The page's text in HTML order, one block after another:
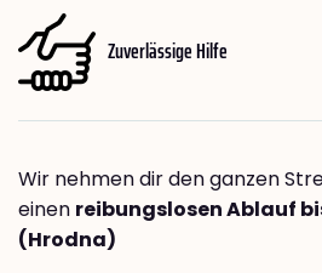
Zuverlässige Hilfe
Wir nehmen dir den ganzen
einen reibungslosen Ablauf
(Hrodna)